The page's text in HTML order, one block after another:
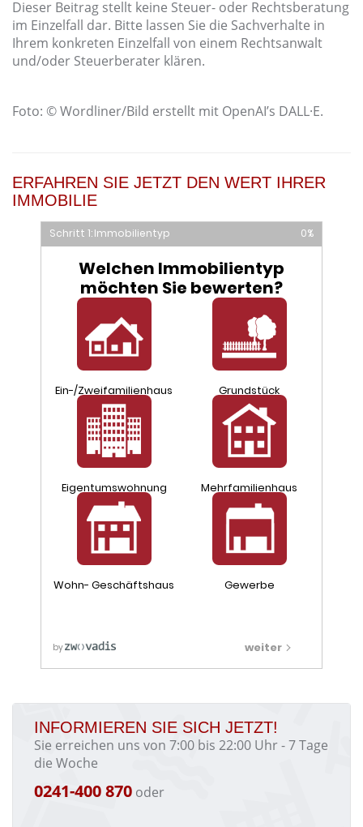
Dieser Beitrag stellt keine Steuer- oder Rechtsberatung
im Einzelfall dar. Bitte lassen Sie die Sachverhalte in
Ihrem konkreten Einzelfall von einem Rechtsanwalt
und/oder Steuerberater klären.
Foto: © Wordliner/Bild erstellt mit OpenAI’s DALL·E.
ERFAHREN SIE JETZT DEN WERT IHRER
IMMOBILIE
INFORMIEREN SIE SICH JETZT!
Sie erreichen uns von 7:00 bis 22:00 Uhr - 7 Tage
die Woche
0241-400 870 oder